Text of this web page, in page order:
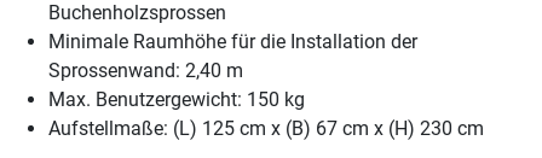
Buchenholzsprossen
Minimale Raumhöhe für die Installation der
Sprossenwand: 2,40 m
Max. Benutzergewicht: 150 kg
Aufstellmaße: (L) 125 cm x (B) 67 cm x (H) 230 cm